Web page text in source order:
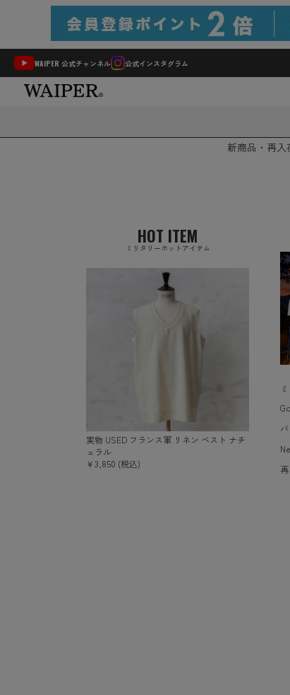
WAIPER 公式チャンネル 公式インスタグラム
新商品・再入
HOT ITEM
ミリタリーホットアイテム
実物 USED フランス軍 リネン ベスト ナチ
ュラル
￥3,850 (税込)